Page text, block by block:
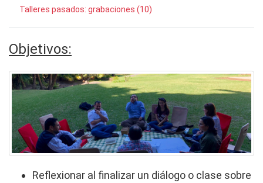
Talleres pasados: grabaciones (10)
Objetivos:
Reflexionar al finalizar un diálogo o clase sobre